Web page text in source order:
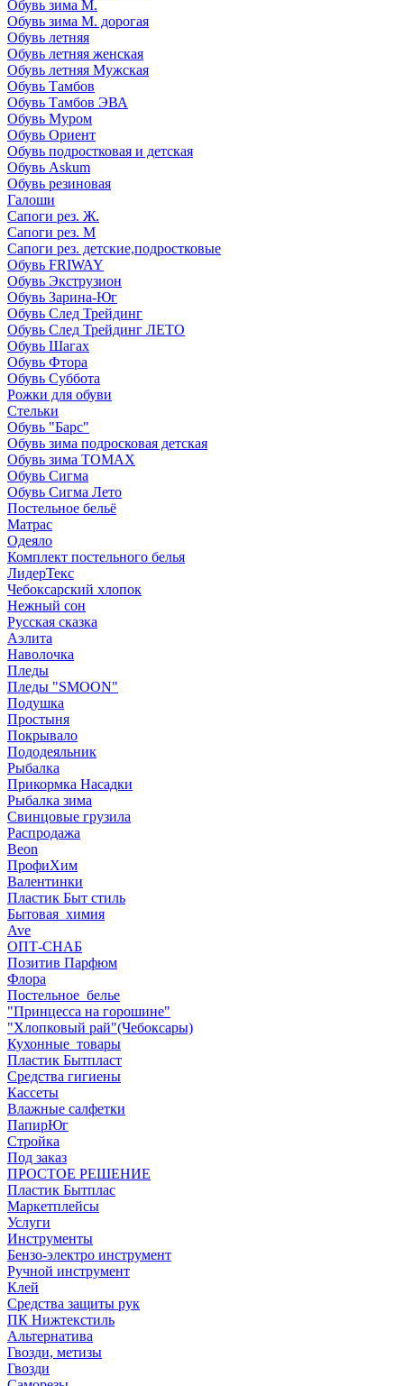
Обувь зима М.
Обувь зима М. дорогая
Обувь летняя
Обувь летняя женская
Обувь летняя Мужская
Обувь Тамбов
Обувь Тамбов ЭВА
Обувь Муром
Обувь Ориент
Обувь подростковая и детская
Обувь Askum
Обувь резиновая
Галоши
Сапоги рез. Ж.
Сапоги рез. М
Сапоги рез. детские,подростковые
Обувь FRIWAY
Обувь Экструзион
Обувь Зарина-Юг
Обувь След Трейдинг
Обувь След Трейдинг ЛЕТО
Обувь Шагах
Обувь Фтора
Обувь Суббота
Рожки для обуви
Стельки
Обувь "Барс"
Обувь зима подросковая детская
Обувь зима ТОМАХ
Обувь Сигма
Обувь Сигма Лето
Постельное бельё
Матрас
Одеяло
Комплект постельного белья
ЛидерТекс
Чебоксарский хлопок
Нежный сон
Русская сказка
Аэлита
Наволочка
Пледы
Пледы "SMOON"
Подушка
Простыня
Покрывало
Пододеяльник
Рыбалка
Прикормка Насадки
Рыбалка зима
Свинцовые грузила
Распродажа
Beon
ПрофиХим
Валентинки
Пластик Быт стиль
Бытовая_химия
Ave
ОПТ-СНАБ
Позитив Парфюм
Флора
Постельное_белье
"Принцесса на горошине"
"Хлопковый рай"(Чебоксары)
Кухонные_товары
Пластик Бытпласт
Средства гигиены
Кассеты
Влажные салфетки
ПапирЮг
Стройка
Под заказ
ПРОСТОЕ РЕШЕНИЕ
Пластик Бытплас
Маркетплейсы
Услуги
Инструменты
Бензо-электро инструмент
Ручной инструмент
Клей
Средства защиты рук
ПК Нижтекстиль
Альтернатива
Гвозди, метизы
Гвозди